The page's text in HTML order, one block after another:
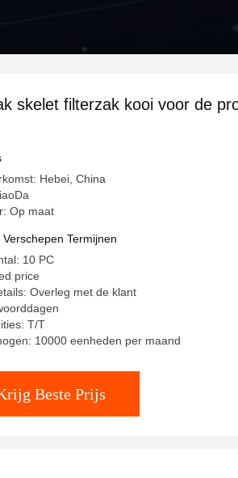
skelet filterzak kooi voor de
Hebei, China
Op maat
Termijnen
10 PC
price
Overleg met de klant
T/T
10000 eenheden per maand
Beste Prijs